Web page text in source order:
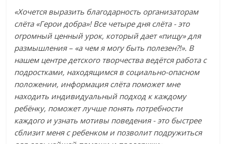
«Хочется выразить благодарность организаторам
слёта «Герои добра»! Все четыре дня слёта - это
огромный ценный урок, который дает «пищу» для
размышления – «а чем я могу быть полезен?!». В
нашем центре детского творчества ведётся работа с
подростками, находящимся в социально-опасном
положении, информация слёта поможет мне
находить индивидуальный подход к каждому
ребёнку, поможет лучше понять потребности
каждого и узнать мотивы поведения - это быстрее
сблизит меня с ребенком и позволит подружиться